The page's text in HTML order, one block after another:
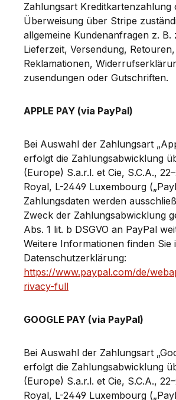
Zahlungsart Kreditkartenzahlung
Überweisung über Stripe
allgemeine Kundenanfragen z. B.
Lieferzeit, Versendung, Retouren,
Reklamationen,
zusendungen oder Gutschriften.
APPLE PAY (via PayPal)
Bei Auswahl der Zahlungsart
erfolgt die Zahlungsabwicklung
(Europe) S.a.r.l. et Cie, S.C.A.,
Royal, L-2449 Luxembourg
Zahlungsdaten werden
Zweck der Zahlungsabwicklung
Abs. 1 lit. b DSGVO an PayPal
Weitere Informationen finden Sie
Datenschutzerklärung:
https://www.paypal.com/de/
rivacy-full
GOOGLE PAY (via PayPal)
Bei Auswahl der Zahlungsart
erfolgt die Zahlungsabwicklung
(Europe) S.a.r.l. et Cie, S.C.A.,
Royal, L-2449 Luxembourg